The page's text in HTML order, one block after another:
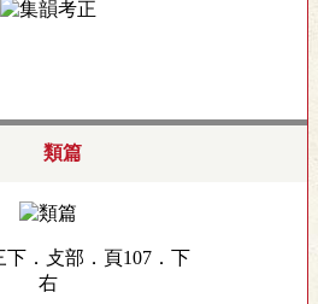
類篇